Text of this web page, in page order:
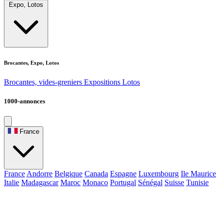
Expo, Lotos
Brocantes, Expo, Lotos
Brocantes, vides-greniers Expositions Lotos
1000-annonces
France
France Andorre Belgique Canada Espagne Luxembourg Ile Maurice
Italie Madagascar Maroc Monaco Portugal Sénégal Suisse Tunisie